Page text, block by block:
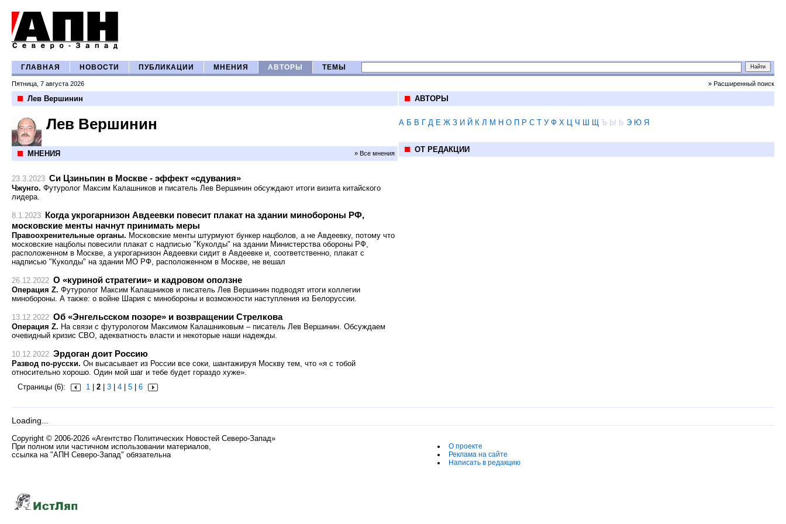
ГЛАВНАЯ НОВОСТИ ПУБЛИКАЦИИ МНЕНИЯ АВТОРЫ ТЕМЫ
Пятница, 7 августа 2026 » Расширенный поиск
Лев Вершинин
Лев Вершинин
МНЕНИЯ » Все мнения
23.3.2023 Си Цзиньпин в Москве - эффект «сдувания»
Чжунго. Футуролог Максим Калашников и писатель Лев Вершинин обсуждают итоги визита китайского
лидера.
8.1.2023 Когда укрогарнизон Авдеевки повесит плакат на здании минобороны РФ,
московские менты начнут принимать меры
Правоохренительные органы. Московские менты штурмуют бункер нацболов, а не Авдеевку, потому что
московские нацболы повесили плакат с надписью "Куколды" на здании Министерства обороны РФ,
расположенном в Москве, а укрогарнизон Авдеевки сидит в Авдеевке и, соответственно, плакат с
надписью "Куколды" на здании МО РФ, расположенном в Москве, не вешал
26.12.2022 О «куриной стратегии» и кадровом оползне
Операция Z. Футуролог Максим Калашников и писатель Лев Вершинин подводят итоги коллегии
минобороны. А также: о войне Шария с минобороны и возможности наступления из Белоруссии.
13.12.2022 Об «Энгельсском позоре» и возвращении Стрелкова
Операция Z. На связи с футурологом Максимом Калашниковым – писатель Лев Вершинин. Обсуждаем
очевидный кризис СВО, адекватность власти и некоторые наши надежды.
10.12.2022 Эрдоган доит Россию
Развод по-русски. Он высасывает из России все соки, шантажируя Москву тем, что «я с тобой
относительно хорошо. Один мой шаг и тебе будет гораздо хуже».
Страницы (6):
1 2 3 4 5 6
АВТОРЫ
А Б В Г Д Е Ж З И Й К Л М Н О П Р С Т У Ф Х Ц Ч Ш Щ Ъ Ы Ь Э Ю Я
ОТ РЕДАКЦИИ
Loading...
Copyright © 2006-2026 «Агентство Политических Новостей Северо-Запад»
При полном или частичном использовании материалов,
ссылка на "АПН Северо-Запад" обязательна
О проекте
Реклама на сайте
Написать в редакцию